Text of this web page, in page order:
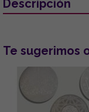
Descripción
Te sugerimos